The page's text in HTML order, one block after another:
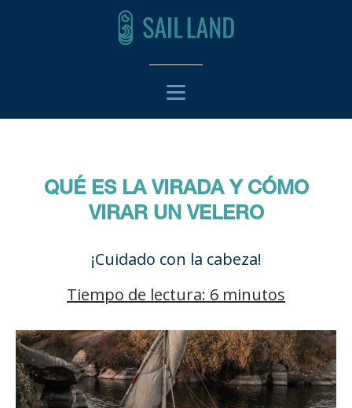
QUÉ ES LA VIRADA Y CÓMO
VIRAR UN VELERO
¡Cuidado con la cabeza!
Tiempo de lectura: 6 minutos